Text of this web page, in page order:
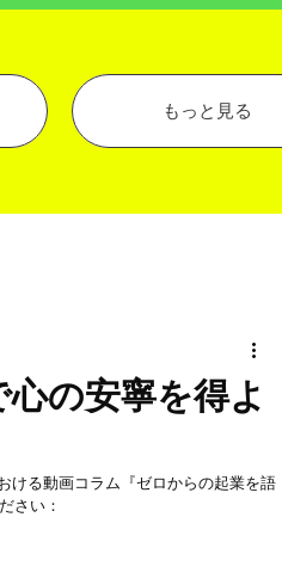
もっと見る
の安寧を得よ
ける動画コラム『ゼロからの起業を語
さい：